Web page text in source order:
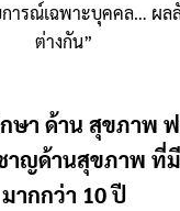
การณ์เฉพาะบุคคล… ผ
ต่างกัน”
ษา ด้าน สุขภาพ
าญด้านสุขภาพ ที่
มากกว่า 10 ปี